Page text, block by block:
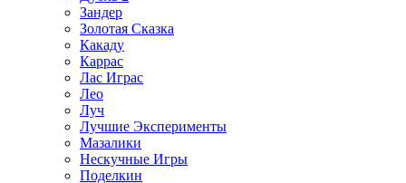
Зандер
Золотая Сказка
Какаду
Каррас
Лас Играс
Лео
Луч
Лучшие Эксперименты
Мазалики
Нескучные Игры
Поделкин